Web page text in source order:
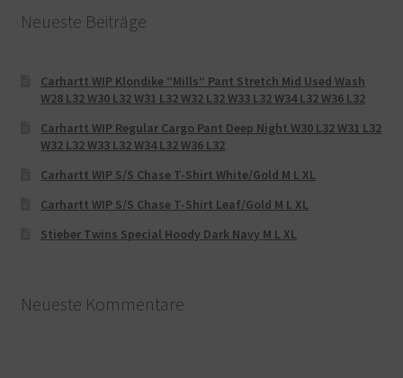
Neueste Beiträge
Carhartt WIP Klondike “Mills“ Pant Stretch Mid Used Wash
W28 L32 W30 L32 W31 L32 W32 L32 W33 L32 W34 L32 W36 L32
Carhartt WIP Regular Cargo Pant Deep Night W30 L32 W31 L32
W32 L32 W33 L32 W34 L32 W36 L32
Carhartt WIP S/S Chase T-Shirt White/Gold M L XL
Carhartt WIP S/S Chase T-Shirt Leaf/Gold M L XL
Stieber Twins Special Hoody Dark Navy M L XL
Neueste Kommentare